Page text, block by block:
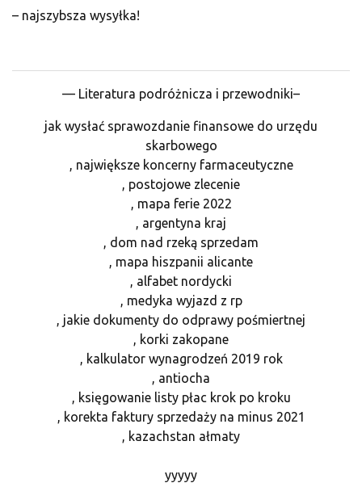
– najszybsza wysyłka!
— Literatura podróżnicza i przewodniki–
jak wysłać sprawozdanie finansowe do urzędu
skarbowego
, największe koncerny farmaceutyczne
, postojowe zlecenie
, mapa ferie 2022
, argentyna kraj
, dom nad rzeką sprzedam
, mapa hiszpanii alicante
, alfabet nordycki
, medyka wyjazd z rp
, jakie dokumenty do odprawy pośmiertnej
, korki zakopane
, kalkulator wynagrodzeń 2019 rok
, antiocha
, księgowanie listy płac krok po kroku
, korekta faktury sprzedaży na minus 2021
, kazachstan ałmaty
yyyyy